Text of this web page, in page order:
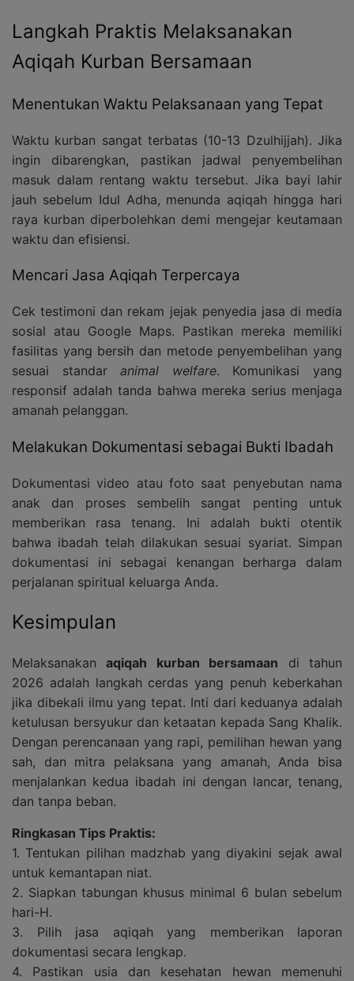
Langkah Praktis Melaksanakan
Aqiqah Kurban Bersamaan
Menentukan Waktu Pelaksanaan yang Tepat
Waktu kurban sangat terbatas (10-13 Dzulhijjah). Jika
ingin dibarengkan, pastikan jadwal penyembelihan
masuk dalam rentang waktu tersebut. Jika bayi lahir
jauh sebelum Idul Adha, menunda aqiqah hingga hari
raya kurban diperbolehkan demi mengejar keutamaan
waktu dan efisiensi.
Mencari Jasa Aqiqah Terpercaya
Cek testimoni dan rekam jejak penyedia jasa di media
sosial atau Google Maps. Pastikan mereka memiliki
fasilitas yang bersih dan metode penyembelihan yang
sesuai standaranimal welfare. Komunikasi yang
responsif adalah tanda bahwa mereka serius menjaga
amanah pelanggan.
Melakukan Dokumentasi sebagai Bukti Ibadah
Dokumentasi video atau foto saat penyebutan nama
anak dan proses sembelih sangat penting untuk
memberikan rasa tenang. Ini adalah bukti otentik
bahwa ibadah telah dilakukan sesuai syariat. Simpan
dokumentasi ini sebagai kenangan berharga dalam
perjalanan spiritual keluarga Anda.
Kesimpulan
Melaksanakanaqiqah kurban bersamaan di tahun
2026 adalah langkah cerdas yang penuh keberkahan
jika dibekali ilmu yang tepat. Inti dari keduanya adalah
ketulusan bersyukur dan ketaatan kepada Sang Khalik.
Dengan perencanaan yang rapi, pemilihan hewan yang
sah, dan mitra pelaksana yang amanah, Anda bisa
menjalankan kedua ibadah ini dengan lancar, tenang,
dan tanpa beban.
Ringkasan Tips Praktis:
1. Tentukan pilihan madzhab yang diyakini sejak awal
untuk kemantapan niat.
2. Siapkan tabungan khusus minimal 6 bulan sebelum
hari-H.
3. Pilih jasa aqiqah yang memberikan laporan
dokumentasi secara lengkap.
4. Pastikan usia dan kesehatan hewan memenuhi